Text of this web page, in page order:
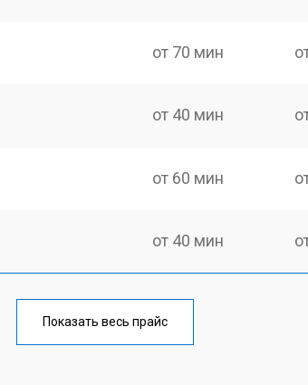
от 70 мин
от 40 мин
от 60 мин
от 40 мин
от 70 мин
Показать весь прайс